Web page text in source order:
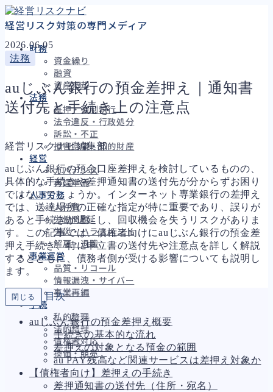
経営リスク対策の専門メディア
財務
資金繰り
融資
資産売却
法務
差押・強制執行
法令違反・行政処分
訴訟・不正
損害賠償・知的財産
経営
ガバナンス
再建準備
人事労務
人件費
労働問題
労災・ハラスメント
解雇・退職
事業運営
品質・リコール
情報漏洩・サイバー
事業再編
手続
私的整理
法的整理
債権者対応
換価・競売
2026.06.05
法務
auじぶん銀行の預金差押え｜通知書
送付先と手続き上の注意点
経営リスクナビ編集部
auじぶん銀行の預金口座差押えを検討しているものの、
具体的な手続きや差押通知書の送付先が分からずお困り
ではないでしょうか。インターネット専業銀行の差押え
では、送達場所の正確な指定が特に重要であり、誤りが
あると手続きが遅延し、回収機会を失うリスクがありま
す。この記事では、債権者向けにauじぶん銀行の預金差
押え手続き、特に申立書の送付先や注意点を詳しく解説
するとともに、債務者側が受ける影響についても説明し
ます。
閉じる 目次
auじぶん銀行の預金差押え概要
手続きの基本的な流れ
差押えの対象となる預金の範囲
au PAY残高など関連サービスは差押え対象か
【債権者向け】差押えの手続き
差押通知書の送付先（住所・宛名）